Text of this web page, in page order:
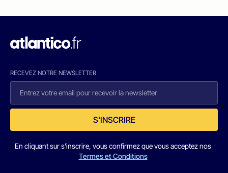
RECEVEZ NOTRE NEWSLETTER
S'INSCRIRE
En cliquant sur s'inscrire, vous confirmez que vous acceptez nos
Termes et Conditions